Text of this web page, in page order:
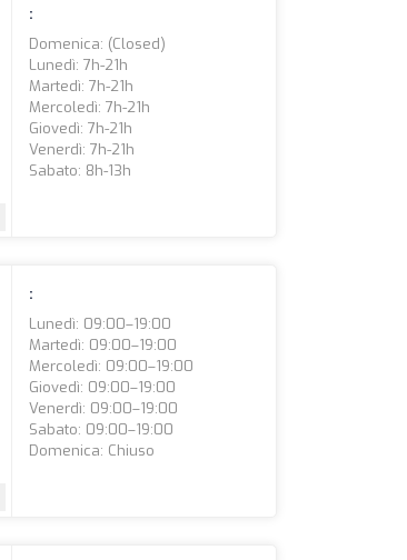
:
Domenica: (closed)
Lunedì: 7h-21h
Martedì: 7h-21h
Mercoledì: 7h-21h
Giovedì: 7h-21h
Venerdì: 7h-21h
Sabato: 8h-13h
:
Lunedì: 09:00–19:00
Martedì: 09:00–19:00
Mercoledì: 09:00–19:00
Giovedì: 09:00–19:00
Venerdì: 09:00–19:00
Sabato: 09:00–19:00
Domenica: Chiuso